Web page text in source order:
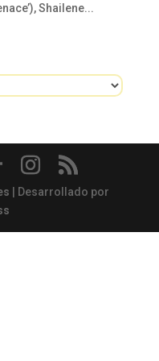
Shailene...
| Desarrollado por